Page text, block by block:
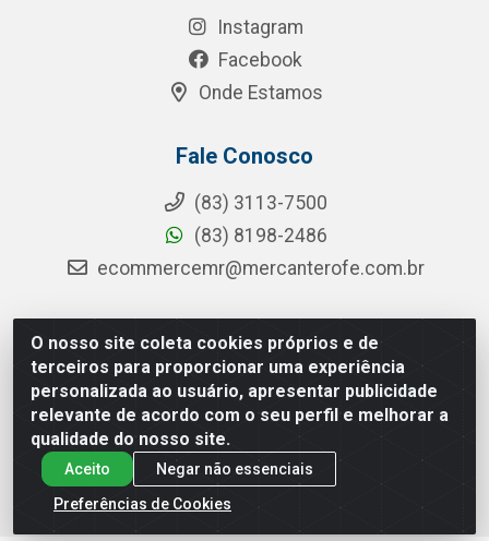
O nosso site coleta cookies próprios e de
terceiros para proporcionar uma experiência
personalizada ao usuário, apresentar publicidade
relevante de acordo com o seu perfil e melhorar a
qualidade do nosso site.
Aceito
Negar não essenciais
Preferências de Cookies
Instagram
Facebook
Onde Estamos
Fale Conosco
(83) 3113-7500
(83) 8198-2486
ecommercemr@mercanterofe.com.br
MR Distribuidora - Rua Hortêncio Ribeiro de Luna, 3777 -
Distrito Industrial, João Pessoa/PB - CEP 58081-400 -
CNPJ 35.428.312/0001-85